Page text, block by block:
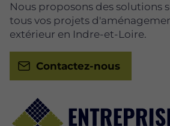
Nous proposons des solutions
tous vos projets
extérieur en Indre-et-Loire.
Contactez-nous